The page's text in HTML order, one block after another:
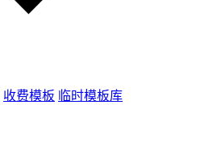
收费模板 临时模板库